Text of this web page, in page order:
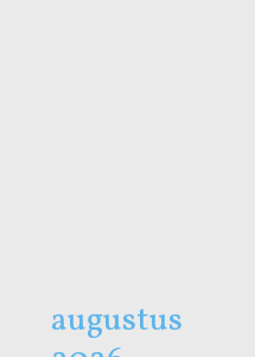
augustus